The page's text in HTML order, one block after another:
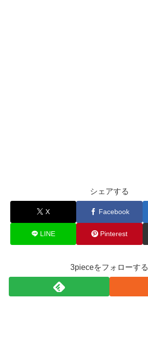
シェアする
X Facebook
LINE Pinterest
3pieceをフォローする